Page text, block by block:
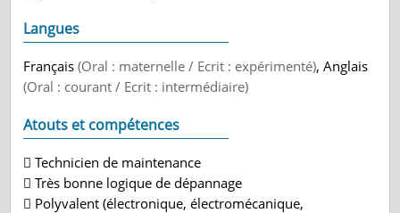
Langues
Français(Oral : maternelle / Ecrit : expérimenté), Anglais
(Oral : courant / Ecrit : intermédiaire)
Atouts et compétences
 Technicien de maintenance
 Très bonne logique de dépannage
 Polyvalent (électronique, électromécanique,